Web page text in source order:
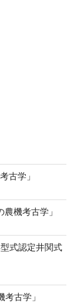
古学」
機考古学」
式認定井関式
古学」